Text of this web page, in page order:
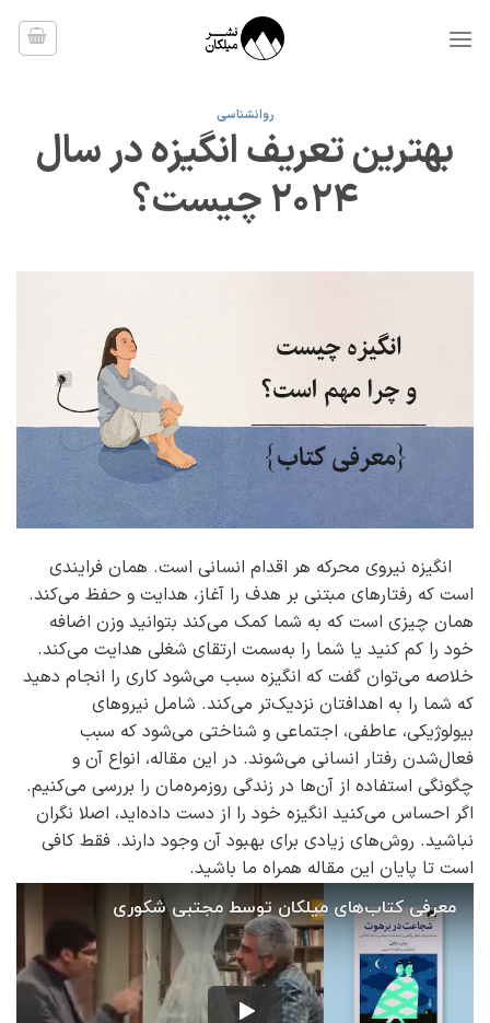
روانشناسی
بهترین تعریف انگیزه در سال
2024 چیست؟
انگیزه نیروی محرکه هر اقدام انسانی است. همان فرایندی
است که رفتارهای مبتنی بر هدف را آغاز، هدایت و حفظ می‌کند.
همان چیزی است که به شما کمک می‌کند بتوانید وزن اضافه‌
خود را کم کنید یا شما را به‌سمت ارتقای شغلی هدایت می‌کند.
خلاصه می‌توان گفت که انگیزه سبب می‌شود کاری را انجام دهید
که شما را به اهدافتان نزدیک‌تر می‌کند. شامل نیروهای
بیولوژیکی، عاطفی، اجتماعی و شناختی می‌شود که سبب
فعال‌شدن رفتار انسانی می‌شوند. در این مقاله، انواع آن و
چگونگی استفاده از آن‌ها در زندگی روزمره‌مان را بررسی می‌کنیم.
اگر احساس می‌کنید انگیزه‌ خود را از دست داده‌اید، اصلا نگران
نباشید. روش‌های زیادی برای بهبود آن وجود دارند. فقط کافی
است تا پایان این مقاله همراه ما باشید.